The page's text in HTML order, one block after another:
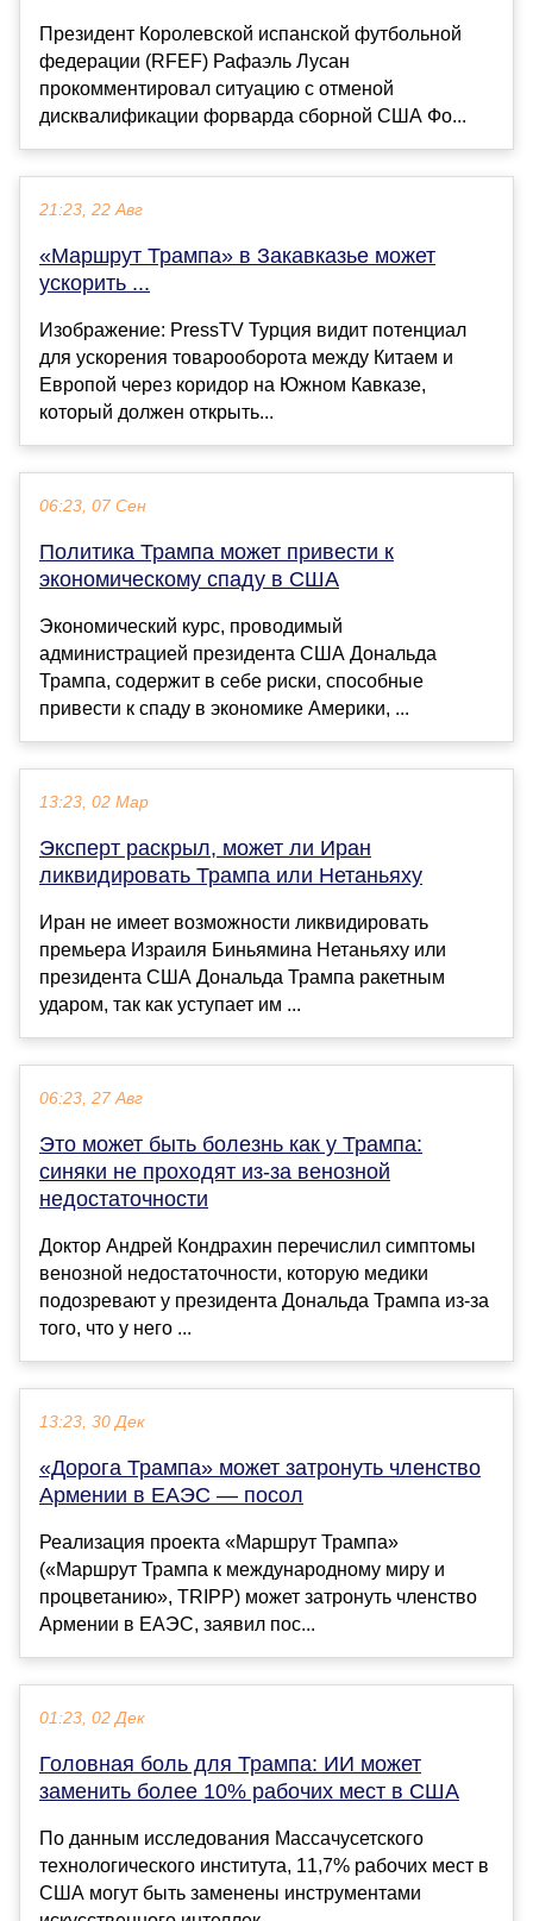
Президент Королевской испанской футбольной
федерации (RFEF) Рафаэль Лусан
прокомментировал ситуацию с отменой
дисквалификации форварда сборной США Фо...
21:23, 22 Авг
«Маршрут Трампа» в Закавказье может
ускорить ...
Изображение: PressTV Турция видит потенциал
для ускорения товарооборота между Китаем и
Европой через коридор на Южном Кавказе,
который должен открыть...
06:23, 07 Сен
Политика Трампа может привести к
экономическому спаду в США
Экономический курс, проводимый
администрацией президента США Дональда
Трампа, содержит в себе риски, способные
привести к спаду в экономике Америки, ...
13:23, 02 Мар
Эксперт раскрыл, может ли Иран
ликвидировать Трампа или Нетаньяху
Иран не имеет возможности ликвидировать
премьера Израиля Биньямина Нетаньяху или
президента США Дональда Трампа ракетным
ударом, так как уступает им ...
06:23, 27 Авг
Это может быть болезнь как у Трампа:
синяки не проходят из-за венозной
недостаточности
Доктор Андрей Кондрахин перечислил симптомы
венозной недостаточности, которую медики
подозревают у президента Дональда Трампа из-за
того, что у него ...
13:23, 30 Дек
«Дорога Трампа» может затронуть членство
Армении в ЕАЭС — посол
Реализация проекта «Маршрут Трампа»
(«Маршрут Трампа к международному миру и
процветанию», TRIPP) может затронуть членство
Армении в ЕАЭС, заявил пос...
01:23, 02 Дек
Головная боль для Трампа: ИИ может
заменить более 10% рабочих мест в США
По данным исследования Массачусетского
технологического института, 11,7% рабочих мест в
США могут быть заменены инструментами